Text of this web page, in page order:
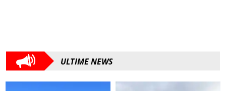
ULTIME NEWS